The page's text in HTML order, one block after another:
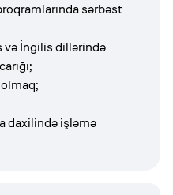
sərbəst
və İngilis dillərində
daxilində işləmə